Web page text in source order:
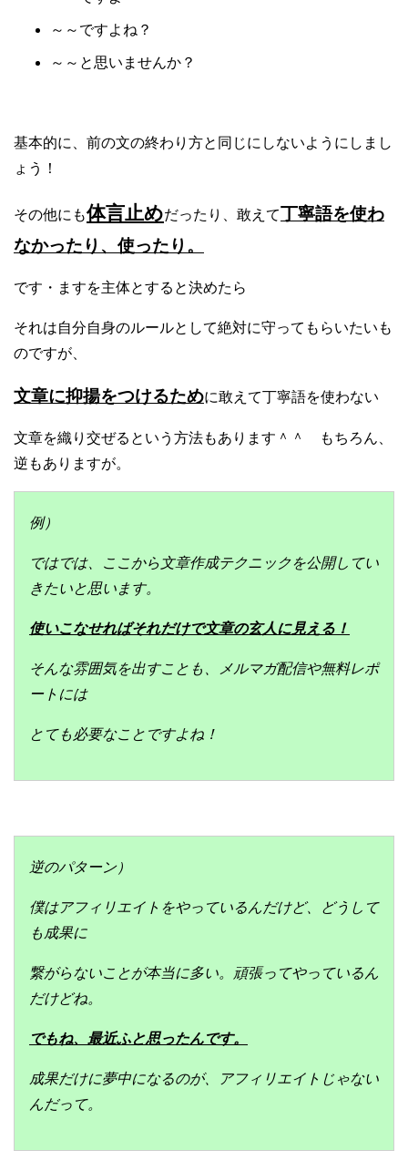
～～ですよね？
～～と思いませんか？
基本的に、前の文の終わり方と同じにしないようにしまし
ょう！
その他にも体言止めだったり、敢えて丁寧語を使わ
なかったり、使ったり。
です・ますを主体とすると決めたら
それは自分自身のルールとして絶対に守ってもらいたいも
のですが、
文章に抑揚をつけるために敢えて丁寧語を使わない
文章を織り交ぜるという方法もあります＾＾ もちろん、
逆もありますが。
例）
ではでは、ここから文章作成テクニックを公開してい
きたいと思います。
使いこなせればそれだけで文章の玄人に見える！
そんな雰囲気を出すことも、メルマガ配信や無料レポ
ートには
とても必要なことですよね！
逆のパターン）
僕はアフィリエイトをやっているんだけど、どうして
も成果に
繋がらないことが本当に多い。頑張ってやっているん
だけどね。
でもね、最近ふと思ったんです。
成果だけに夢中になるのが、アフィリエイトじゃない
んだって。